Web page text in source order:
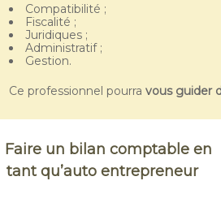
Compatibilité ;
Fiscalité ;
Juridiques ;
Administratif ;
Gestion.
Ce professionnel pourra vous guider
Faire un bilan comptable en
tant qu’auto entrepreneur